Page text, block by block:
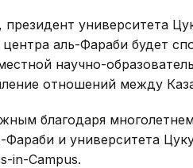
университета
аль-Фараби будет
научно-
отношений между
благодаря
и университета
in-Campus.